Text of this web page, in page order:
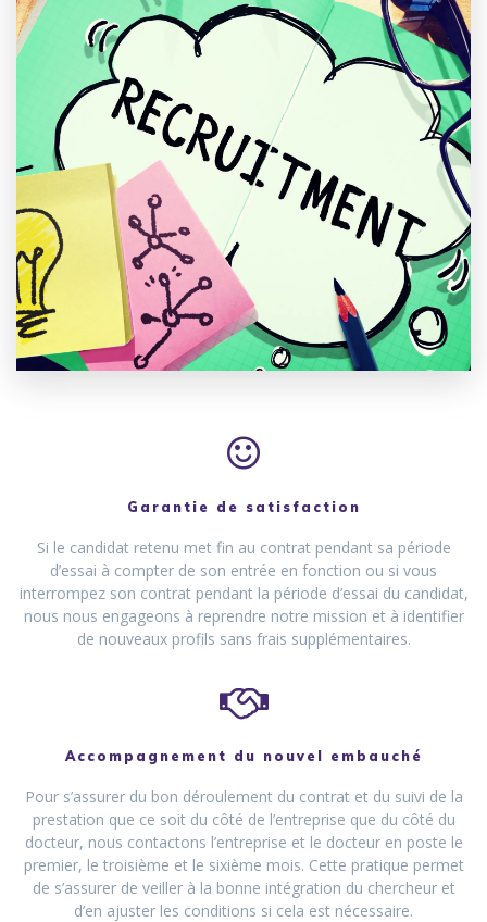
Garantie de satisfaction
Si le candidat retenu met fin au contrat pendant sa période
d’essai à compter de son entrée en fonction ou si vous
interrompez son contrat pendant la période d’essai du candidat,
nous nous engageons à reprendre notre mission et à identifier
de nouveaux profils sans frais supplémentaires.
Accompagnement du nouvel embauché
Pour s’assurer du bon déroulement du contrat et du suivi de la
prestation que ce soit du côté de l’entreprise que du côté du
docteur, nous contactons l’entreprise et le docteur en poste le
premier, le troisième et le sixième mois. Cette pratique permet
de s’assurer de veiller à la bonne intégration du chercheur et
d’en ajuster les conditions si cela est nécessaire.